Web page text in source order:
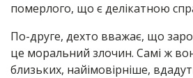
померлого, що є делікатною
По-друге, дехто вважає, що
це моральний злочин. Самі ж
близьких, найімовірніше,